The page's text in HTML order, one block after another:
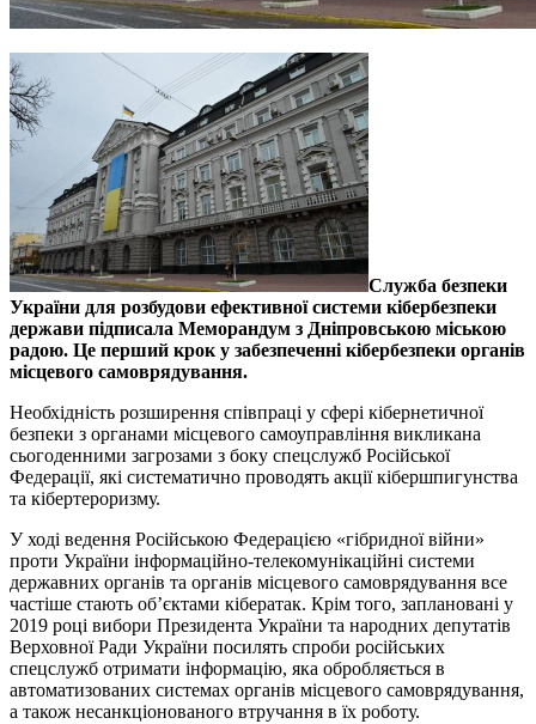
Служба безпеки
України для розбудови ефективної системи кібербезпеки
держави підписала Меморандум з Дніпровською міською
радою. Це перший крок у забезпеченні кібербезпеки органів
місцевого самоврядування.
Необхідність розширення співпраці у сфері кібернетичної
безпеки з органами місцевого самоуправління викликана
сьогоденними загрозами з боку спецслужб Російської
Федерації, які систематично проводять акції кібершпигунства
та кібертероризму.
У ході ведення Російською Федерацією «гібридної війни»
проти України інформаційно-телекомунікаційні системи
державних органів та органів місцевого самоврядування все
частіше стають об’єктами кібератак. Крім того, заплановані у
2019 році вибори Президента України та народних депутатів
Верховної Ради України посилять спроби російських
спецслужб отримати інформацію, яка обробляється в
автоматизованих системах органів місцевого самоврядування,
а також несанкціонованого втручання в їх роботу.